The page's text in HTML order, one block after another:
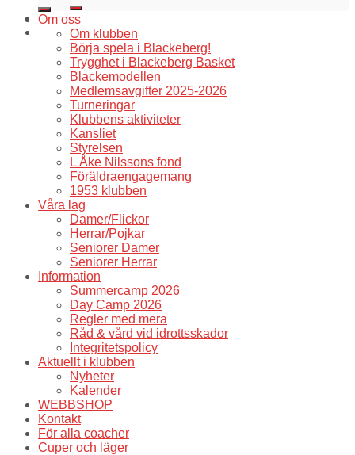
Om oss
Om klubben
Börja spela i Blackeberg!
Trygghet i Blackeberg Basket
Blackemodellen
Medlemsavgifter 2025-2026
Turneringar
Klubbens aktiviteter
Kansliet
Styrelsen
L Åke Nilssons fond
Föräldraengagemang
1953 klubben
Våra lag
Damer/Flickor
Herrar/Pojkar
Seniorer Damer
Seniorer Herrar
Information
Summercamp 2026
Day Camp 2026
Regler med mera
Råd & vård vid idrottsskador
Integritetspolicy
Aktuellt i klubben
Nyheter
Kalender
WEBBSHOP
Kontakt
För alla coacher
Cuper och läger